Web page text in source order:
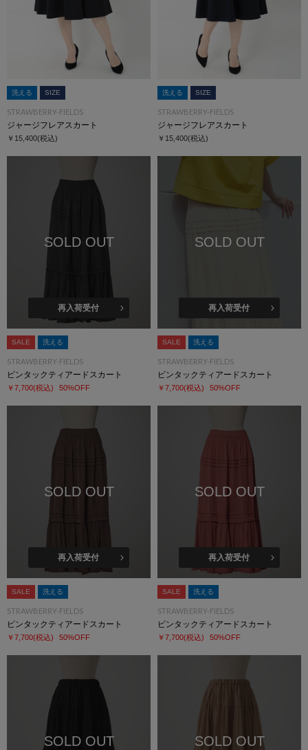
洗える SIZE
STRAWBERRY-FIELDS
ジャージフレアスカート
￥15,400(税込)
洗える SIZE
STRAWBERRY-FIELDS
ジャージフレアスカート
￥15,400(税込)
SOLD OUT
再入荷受付
SALE 洗える
STRAWBERRY-FIELDS
ピンタックティアードスカート
￥7,700(税込) 50%OFF
SOLD OUT
再入荷受付
SALE 洗える
STRAWBERRY-FIELDS
ピンタックティアードスカート
￥7,700(税込) 50%OFF
SOLD OUT
再入荷受付
SALE 洗える
STRAWBERRY-FIELDS
ピンタックティアードスカート
￥7,700(税込) 50%OFF
SOLD OUT
再入荷受付
SALE 洗える
STRAWBERRY-FIELDS
ピンタックティアードスカート
￥7,700(税込) 50%OFF
SOLD OUT SOLD OUT